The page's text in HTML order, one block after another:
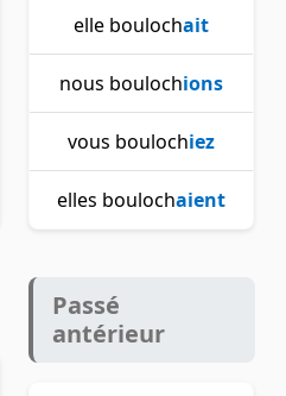
elle boulochait
nous boulochions
vous boulochiez
elles boulochaient
Passé
antérieur